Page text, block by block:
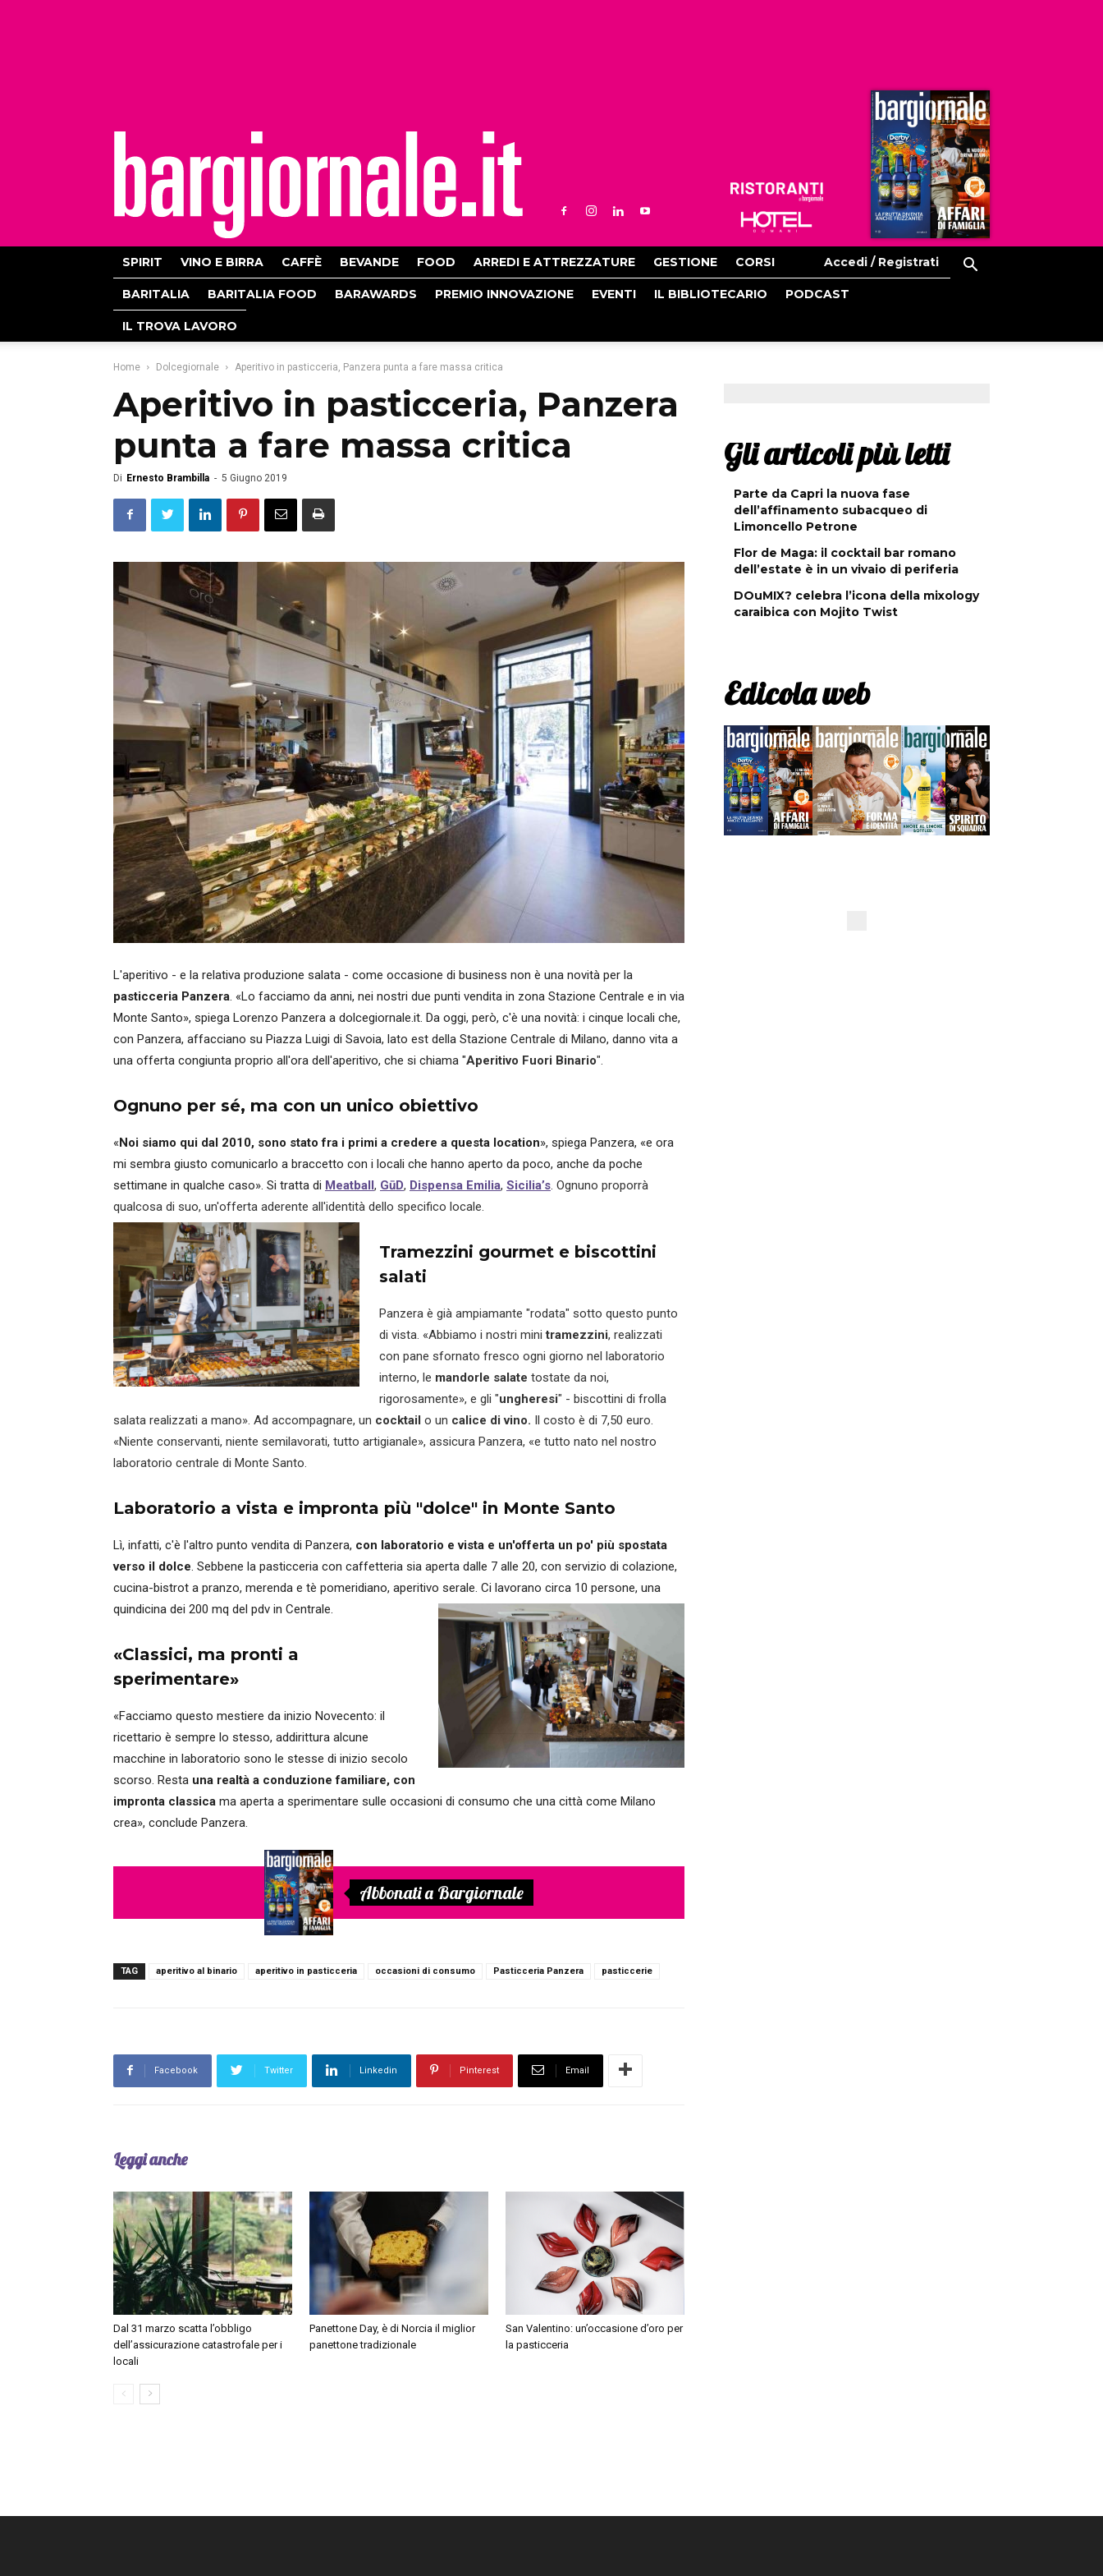
Ristoranti
Hoteldomani
SPIRIT VINO E BIRRA CAFFÈ BEVANDE FOOD ARREDI E ATTREZZATURE GESTIONE CORSI Accedi / Registrati
BARITALIA BARITALIA FOOD BARAWARDS PREMIO INNOVAZIONE EVENTI IL BIBLIOTECARIO PODCAST
IL TROVA LAVORO
Home Dolcegiornale Aperitivo in pasticceria, Panzera punta a fare massa critica
Aperitivo in pasticceria, Panzera
punta a fare massa critica
Di Ernesto Brambilla - 5 Giugno 2019
L'aperitivo - e la relativa produzione salata - come occasione di business non è una novità per la
pasticceria Panzera. «Lo facciamo da anni, nei nostri due punti vendita in zona Stazione Centrale e in via
Monte Santo», spiega Lorenzo Panzera a dolcegiornale.it. Da oggi, però, c'è una novità: i cinque locali che,
con Panzera, affacciano su Piazza Luigi di Savoia, lato est della Stazione Centrale di Milano, danno vita a
una offerta congiunta proprio all'ora dell'aperitivo, che si chiama "Aperitivo Fuori Binario".
Ognuno per sé, ma con un unico obiettivo
«Noi siamo qui dal 2010, sono stato fra i primi a credere a questa location», spiega Panzera, «e ora
mi sembra giusto comunicarlo a braccetto con i locali che hanno aperto da poco, anche da poche
settimane in qualche caso». Si tratta di Meatball, GūD, Dispensa Emilia, Sicilia’s. Ognuno proporrà
qualcosa di suo, un'offerta aderente all'identità dello specifico locale.
Tramezzini gourmet e biscottini
salati
Panzera è già ampiamante "rodata" sotto questo punto
di vista. «Abbiamo i nostri minitramezzini, realizzati
con pane sfornato fresco ogni giorno nel laboratorio
interno, le mandorle salate tostate da noi,
rigorosamente», e gli "ungheresi" - biscottini di frolla
salata realizzati a mano». Ad accompagnare, un cocktail o un calice di vino. Il costo è di 7,50 euro.
«Niente conservanti, niente semilavorati, tutto artigianale», assicura Panzera, «e tutto nato nel nostro
laboratorio centrale di Monte Santo.
Laboratorio a vista e impronta più "dolce" in Monte Santo
Lì, infatti, c'è l'altro punto vendita di Panzera, con laboratorio e vista e un'offerta un po' più spostata
verso il dolce. Sebbene la pasticceria con caffetteria sia aperta dalle 7 alle 20, con servizio di colazione,
cucina-bistrot a pranzo, merenda e tè pomeridiano, aperitivo serale. Ci lavorano circa 10 persone, una
quindicina dei 200 mq del pdv in Centrale.
«Classici, ma pronti a
sperimentare»
«Facciamo questo mestiere da inizio Novecento: il
ricettario è sempre lo stesso, addirittura alcune
macchine in laboratorio sono le stesse di inizio secolo
scorso. Resta una realtà a conduzione familiare, con
impronta classica ma aperta a sperimentare sulle occasioni di consumo che una città come Milano
crea», conclude Panzera.
Abbonati a Bargiornale
TAG aperitivo al binario aperitivo in pasticceria occasioni di consumo Pasticceria Panzera pasticcerie
Facebook Twitter Linkedin Pinterest Email
Leggi anche
Dal 31 marzo scatta l’obbligo
dell’assicurazione catastrofale per i
locali
Panettone Day, è di Norcia il miglior
panettone tradizionale
San Valentino: un’occasione d’oro per
la pasticceria
Gli articoli più letti
Parte da Capri la nuova fase
dell’affinamento subacqueo di
Limoncello Petrone
Flor de Maga: il cocktail bar romano
dell’estate è in un vivaio di periferia
DOuMIX? celebra l’icona della mixology
caraibica con Mojito Twist
Edicola web